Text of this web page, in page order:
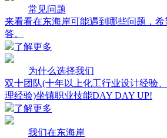
3、 按照建设单位需求、规范要求、当
专业等条件完成方案汇报文件、规划
图文件等；
4、 总图、建筑施工图条件提资，同时
要求达到设计使用功能；
5、 配合建设单位进行规划报建报批等
位或主管部门组织的各项评审会，参与
计、后期交底、验收等工作；
6、 配合市场部的商务、技术工作；